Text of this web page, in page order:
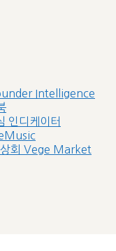
Intelligence
인디케이터
상회 Vege Market